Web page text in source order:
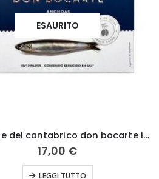
ESAURITO
Acciughe del cantabrico don bocarte in olio di oliva, basse in sale 110 gr
17,00 €
LEGGI TUTTO